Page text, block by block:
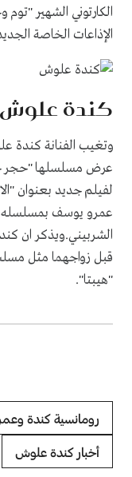
الكارتوني الشهير "توم
الإذاعات الخاصة
كندة علوش
وتغيب الفنانة كندة
عرض مسلسلها "حجر
لفيلم جديد بعنوان
عمرو يوسف بمسلسله
الشربيني.ويذكر ان
قبل زواجهما مثل مسلسل
"هيبتا".
رومانسية كندة
أخبار كندة علوش